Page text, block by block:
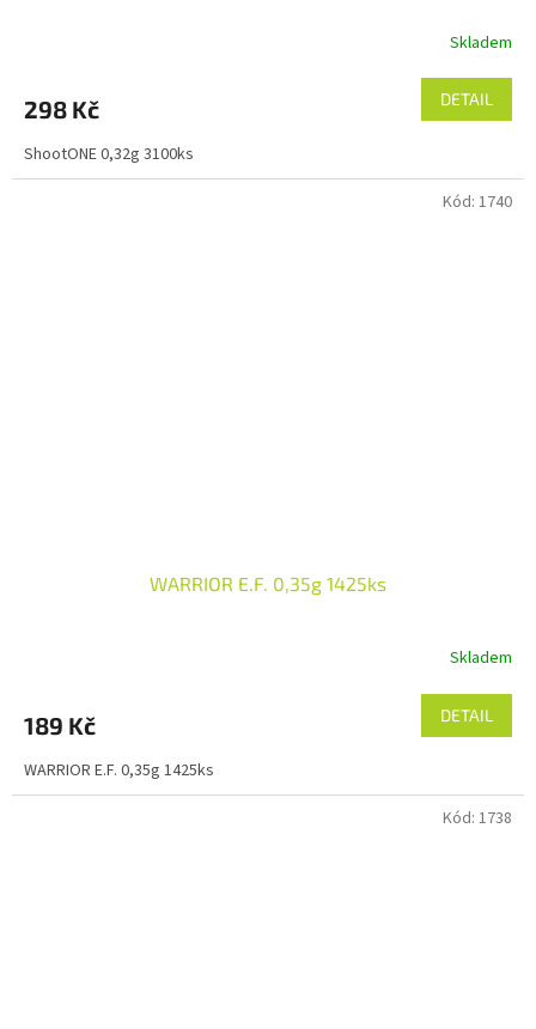
Skladem
298 Kč DETAIL
ShootONE 0,32g 3100ks
WARRIOR E.F. 0,35g 1425ks
Skladem
189 Kč DETAIL
WARRIOR E.F. 0,35g 1425ks
Kód: 1740
Kód: 1738